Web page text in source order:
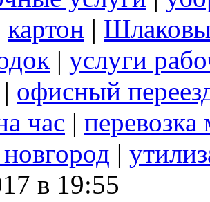
картон |
| услуги
| офисный
час |
|
в 19:55